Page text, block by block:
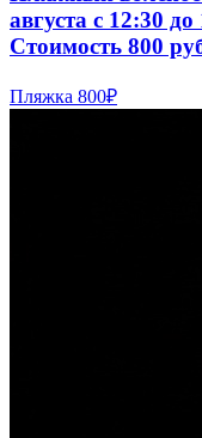
августа с 12:30
Стоимость 800
Пляжка 800₽